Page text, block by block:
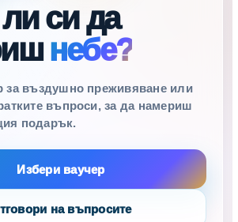
си да
небе?
за въздушно преживяване или
въпроси, за да намериш
подарък.
Избери ваучер
на въпросите